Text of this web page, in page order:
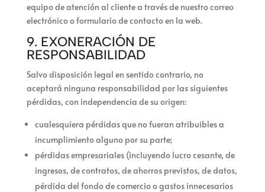
equipo de atención al cliente a través de nuestro correo
electrónico o formulario de contacto en la web.
9. EXONERACIÓN DE
RESPONSABILIDAD
Salvo disposición legal en sentido contrario, no
aceptará ninguna responsabilidad por las siguientes
pérdidas, con independencia de su origen:
cualesquiera pérdidas que no fueran atribuibles a
incumplimiento alguno por su parte;
pérdidas empresariales (incluyendo lucro cesante, de
ingresos, de contratos, de ahorros previstos, de datos,
pérdida del fondo de comercio o gastos innecesarios